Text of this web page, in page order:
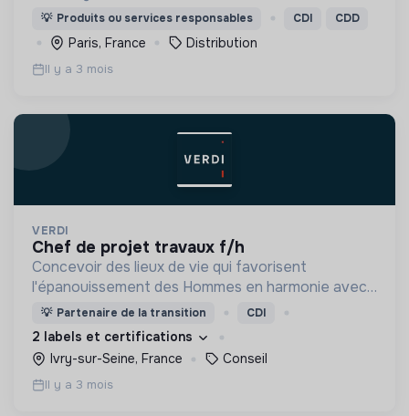
bio.
💡 Produits ou services responsables CDI CDD
Paris, France Distribution
Il y a 3 mois
VERDI
chef de projet travaux f/h
Concevoir des lieux de vie qui favorisent
l'épanouissement des Hommes en harmonie avec
leur environnement.
💡 Partenaire de la transition CDI
2 labels et certifications
Ivry-sur-Seine, France
Conseil
Il y a 3 mois